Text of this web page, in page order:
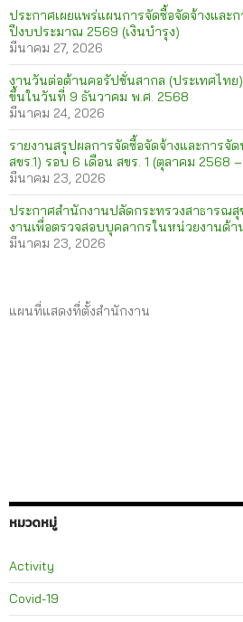
ประกาศเผยแพร่แผนการจัดซื้อจัดจ้างและ
ปีงบประมาณ 2569 (เงินบำรุง)
มีนาคม 27, 2026
งานวันต่อต้านคอรัปชั่นสากล (ประเทศไท
ขึ้นในวันที่ 9 ธันวาคม พ.ศ. 2568
มีนาคม 24, 2026
รายงานสรุปผลการจัดซื้อจัดจ้างและการจั
สขร.1) รอบ 6 เดือน สขร. 1 (ตุลาคม 2568
มีนาคม 23, 2026
ประกาศสำนักงานปลัดกระทรวงสาธารณ
งานเพื่อตรวจสอบบุคลากรในหน่วยงานด้า
มีนาคม 23, 2026
แผนที่แสดงที่ตั้งสำนักงาน
หมวดหมู่
Activity
Covid-19